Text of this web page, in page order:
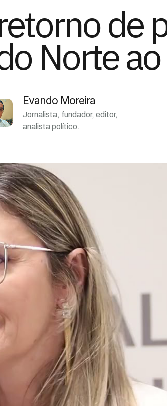
de
Norte
Evando Moreira
Jornalista, fundador, editor,
analista político.